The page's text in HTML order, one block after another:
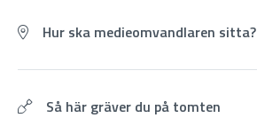
Hur ska medieomvandlaren sitta?
Så här gräver du på tomten